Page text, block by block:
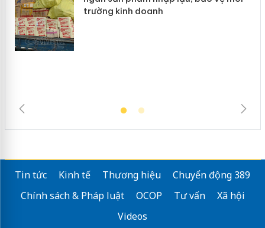
Tin tức Kinh tế Thương hiệu
Chuyển động 389
Chính sách & Pháp luật
OCOP Tư vấn
Xã hội
Videos